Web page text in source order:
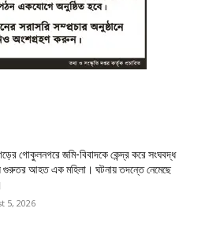
গোকুলনগরে জমি-বিবাদকে কেন্দ্র করে সংঘবদ্ধ
গুরুতর আহত এক মহিলা। ঘটনায় তদন্তে নেমেছে
5, 2026